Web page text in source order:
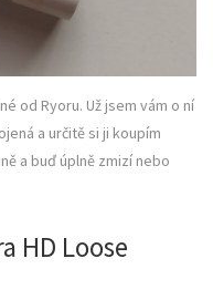
od Ryoru. Už jsem vám o ní
a určitě si ji koupím
a buď úplně zmizí nebo
HD Loose